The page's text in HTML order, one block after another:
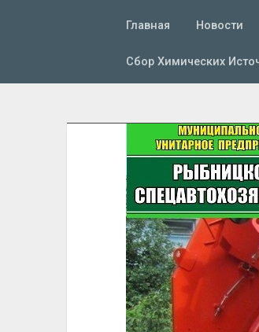
Главная Новости
Сбор Химических